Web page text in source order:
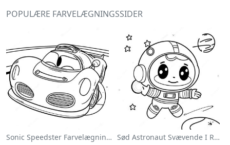
POPULÆRE FARVELÆGNINGSSIDER
Sonic Speedster Farvelægningsside Sød Astronaut Svævende I Rummet Farvelægningsside